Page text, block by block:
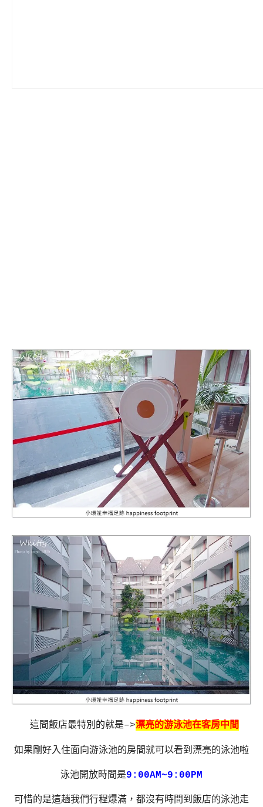
這間飯店最特別的就是–>漂亮的游泳池在客房中間
如果剛好入住面向游泳池的房間就可以看到漂亮的泳池啦
泳池開放時間是9:00AM~9:00PM
可惜的是這趟我們行程爆滿，都沒有時間到飯店的泳池走